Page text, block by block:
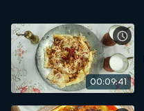
00:09:41